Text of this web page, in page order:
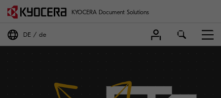
KYOCERA Document Solutions
DE de